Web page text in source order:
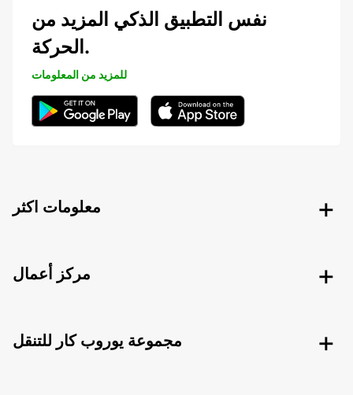
نفس التطبيق الذكي المزيد من
الحركة.
للمزيد من المعلومات
معلومات اكثر
مركز أعمال
مجموعة يوروب كار للتنقل